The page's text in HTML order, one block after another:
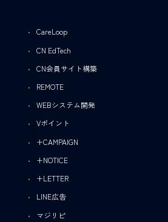
CareLoop
CN EdTech
CN会員サイト構築
REMOTE
WEBシステム開発
Vポイント
+CAMPAIGN
+NOTICE
+LETTER
LINE広告
マジリピ